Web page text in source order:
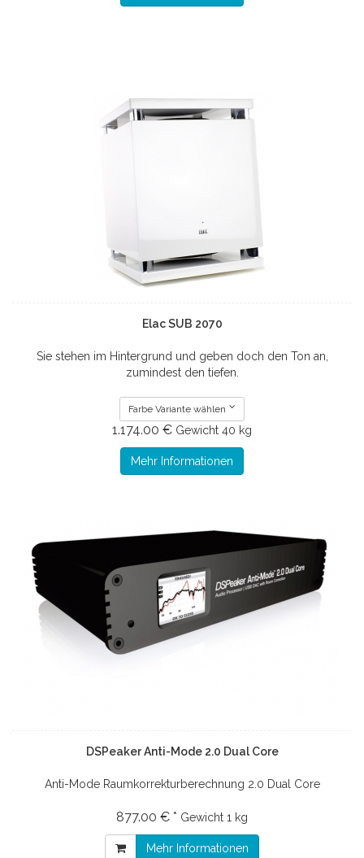
Elac SUB 2070
Sie stehen im Hintergrund und geben doch den Ton an,
zumindest den tiefen.
Farbe Variante wählen
1.174.00 € Gewicht 40 kg
Mehr Informationen
DSPeaker Anti-Mode 2.0 Dual Core
Anti-Mode Raumkorrekturberechnung 2.0 Dual Core
877.00 € * Gewicht 1 kg
Mehr Informationen